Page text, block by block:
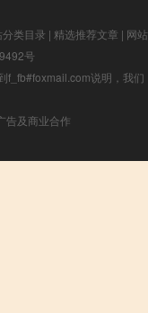
分类目录 | 精选推荐文章 | 网站
号
f_fb#foxmail.com说明，我们
告及商业合作